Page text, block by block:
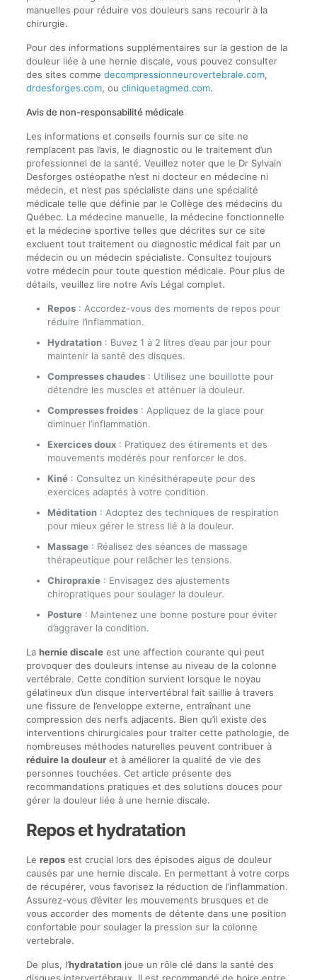
manuelles pour réduire vos douleurs sans recourir à la
chirurgie.
Pour des informations supplémentaires sur la gestion de la
douleur liée à une hernie discale, vous pouvez consulter
des sites comme decompressionneurovertebrale.com,
drdesforges.com, ou cliniquetagmed.com.
Avis de non-responsabilité médicale
Les informations et conseils fournis sur ce site ne
remplacent pas l’avis, le diagnostic ou le traitement d’un
professionnel de la santé. Veuillez noter que le Dr Sylvain
Desforges ostéopathe n’est ni docteur en médecine ni
médecin, et n’est pas spécialiste dans une spécialité
médicale telle que définie par le Collège des médecins du
Québec. La médecine manuelle, la médecine fonctionnelle
et la médecine sportive telles que décrites sur ce site
excluent tout traitement ou diagnostic médical fait par un
médecin ou un médecin spécialiste. Consultez toujours
votre médecin pour toute question médicale. Pour plus de
détails, veuillez lire notre Avis Légal complet.
Repos: Accordez-vous des moments de repos pour
réduire l’inflammation.
Hydratation: Buvez 1 à 2 litres d’eau par jour pour
maintenir la santé des disques.
Compresses chaudes: Utilisez une bouillotte pour
détendre les muscles et atténuer la douleur.
Compresses froides: Appliquez de la glace pour
diminuer l’inflammation.
Exercices doux: Pratiquez des étirements et des
mouvements modérés pour renforcer le dos.
Kiné: Consultez un kinésithérapeute pour des
exercices adaptés à votre condition.
Méditation: Adoptez des techniques de respiration
pour mieux gérer le stress lié à la douleur.
Massage: Réalisez des séances de massage
thérapeutique pour relâcher les tensions.
Chiropraxie: Envisagez des ajustements
chiropratiques pour soulager la douleur.
Posture: Maintenez une bonne posture pour éviter
d’aggraver la condition.
La hernie discaleest une affection courante qui peut
provoquer des douleurs intense au niveau de la colonne
vertébrale. Cette condition survient lorsque le noyau
gélatineux d’un disque intervertébral fait saillie à travers
une fissure de l’enveloppe externe, entraînant une
compression des nerfs adjacents. Bien qu’il existe des
interventions chirurgicales pour traiter cette pathologie, de
nombreuses méthodes naturelles peuvent contribuer à
réduire la douleuret à améliorer la qualité de vie des
personnes touchées. Cet article présente des
recommandations pratiques et des solutions douces pour
gérer la douleur liée à une hernie discale.
Repos et hydratation
Le reposest crucial lors des épisodes aigus de douleur
causés par une hernie discale. En permettant à votre corps
de récupérer, vous favorisez la réduction de l’inflammation.
Assurez-vous d’éviter les mouvements brusques et de
vous accorder des moments de détente dans une position
confortable pour soulager la pression sur la colonne
vertebrale.
De plus, l’hydratationjoue un rôle clé dans la santé des